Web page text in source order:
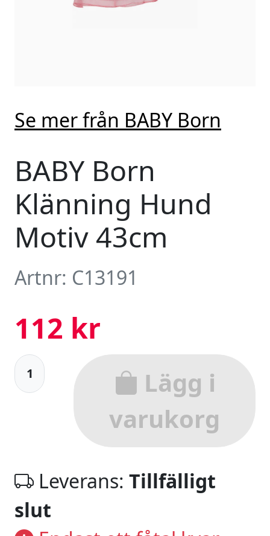
Se mer från BABY Born
BABY Born
Klänning Hund
Motiv 43cm
Artnr: C13191
112 kr
Lägg i
varukorg
Leverans: Tillfälligt
slut